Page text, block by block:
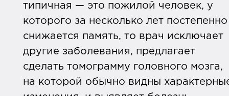
типичная — это пожилой человек, у
которого за несколько лет постепенно
снижается память, то врач исключает
другие заболевания, предлагает
сделать томограмму головного мозга,
на которой обычно видны